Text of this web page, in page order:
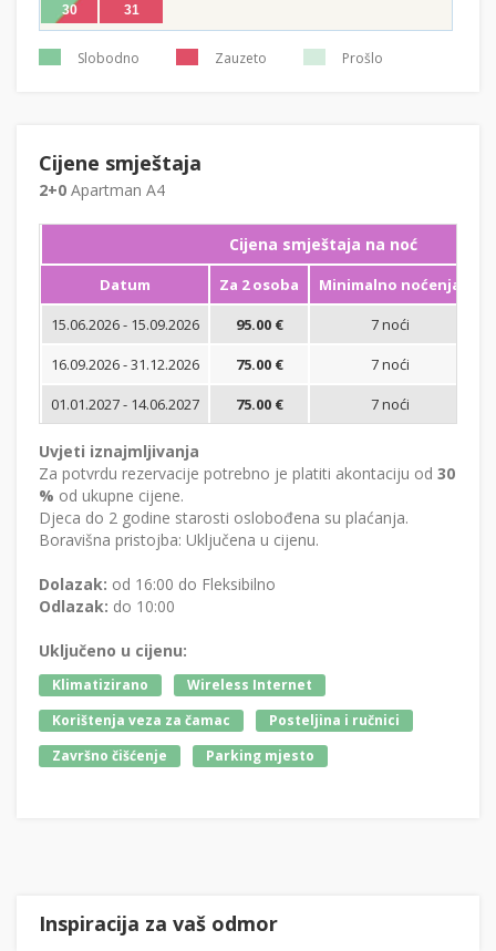
30
31
Slobodno Zauzeto Prošlo
Cijene smještaja
2+0 Apartman A4
Cijena smještaja na noć
Datum Za 2 osoba
Minimalno noćenja
15.06.2026 - 15.09.2026
95.00 € 7 noći
16.09.2026 - 31.12.2026
75.00 € 7 noći
01.01.2027 - 14.06.2027
75.00 € 7 noći
Uvjeti iznajmljivanja
Za potvrdu rezervacije potrebno je platiti akontaciju od 30
% od ukupne cijene.
Djeca do 2 godine starosti oslobođena su plaćanja.
Boravišna pristojba: Uključena u cijenu.
Dolazak: od 16:00 do Fleksibilno
Odlazak: do 10:00
Uključeno u cijenu:
Klimatizirano
Wireless Internet
Korištenja veza za čamac
Posteljina i ručnici
Završno čišćenje
Parking mjesto
Inspiracija za vaš odmor